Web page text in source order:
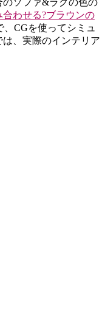
わせる?ブラウンの
、CGを使ってシミュ
、実際のインテリア